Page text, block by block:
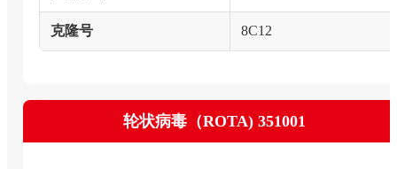
克隆号 8C12
轮状病毒（ROTA) 351001